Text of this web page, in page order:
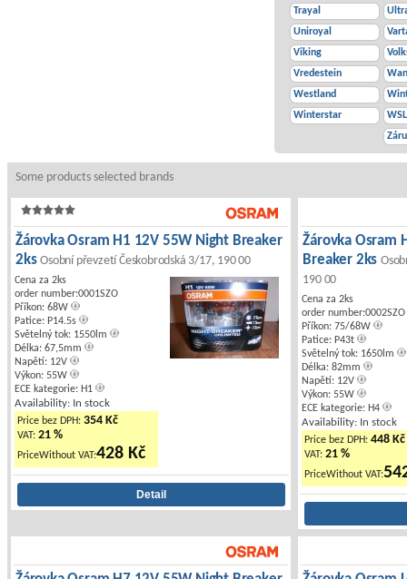
Trayal
Uniroyal
Viking
Vredestein
Westland
Winterstar
WSL
Some products selected brands
Žárovka Osram H1 12V 55W Night Breaker
2ksOsobní převzetí Českobrodská 3/17, 190 00
Cena za 2ks
order number:0001SZO
Příkon: 68W
Patice: P14.5s
Světelný tok: 1550lm
Délka: 67,5mm
Napětí: 12V
Výkon: 55W
ECE kategorie: H1
Availability: In stock
Price bez DPH: 354 Kč
VAT: 21 %
PriceWithout VAT:428 Kč
Žárovka Osram
Breaker 2ks
190 00
Cena za 2ks
order number:0002SZO
Příkon: 75/68W
Patice: P43t
Světelný tok: 1650lm
Délka: 82mm
Napětí: 12V
Výkon: 55W
ECE kategorie: H4
Availability: In stock
Price bez DPH:448 Kč
VAT:21 %
PriceWithout VAT: